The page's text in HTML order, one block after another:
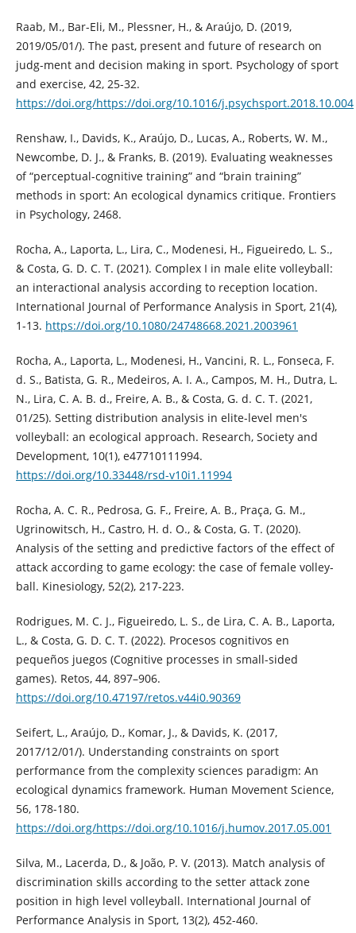
Raab, M., Bar-Eli, M., Plessner, H., & Araújo, D. (2019,
2019/05/01/). The past, present and future of research on
judg-ment and decision making in sport. Psychology of sport
and exercise, 42, 25-32.
https://doi.org/https://doi.org/10.1016/j.psychsport.2018.10.004
Renshaw, I., Davids, K., Araújo, D., Lucas, A., Roberts, W. M.,
Newcombe, D. J., & Franks, B. (2019). Evaluating weaknesses
of “perceptual-cognitive training” and “brain training”
methods in sport: An ecological dynamics critique. Frontiers
in Psychology, 2468.
Rocha, A., Laporta, L., Lira, C., Modenesi, H., Figueiredo, L. S.,
& Costa, G. D. C. T. (2021). Complex I in male elite volleyball:
an interactional analysis according to reception location.
International Journal of Performance Analysis in Sport, 21(4),
1-13. https://doi.org/10.1080/24748668.2021.2003961
Rocha, A., Laporta, L., Modenesi, H., Vancini, R. L., Fonseca, F.
d. S., Batista, G. R., Medeiros, A. I. A., Campos, M. H., Dutra, L.
N., Lira, C. A. B. d., Freire, A. B., & Costa, G. d. C. T. (2021,
01/25). Setting distribution analysis in elite-level men's
volleyball: an ecological approach. Research, Society and
Development, 10(1), e47710111994.
https://doi.org/10.33448/rsd-v10i1.11994
Rocha, A. C. R., Pedrosa, G. F., Freire, A. B., Praça, G. M.,
Ugrinowitsch, H., Castro, H. d. O., & Costa, G. T. (2020).
Analysis of the setting and predictive factors of the effect of
attack according to game ecology: the case of female volley-
ball. Kinesiology, 52(2), 217-223.
Rodrigues, M. C. J., Figueiredo, L. S., de Lira, C. A. B., Laporta,
L., & Costa, G. D. C. T. (2022). Procesos cognitivos en
pequeños juegos (Cognitive processes in small-sided
games). Retos, 44, 897–906.
https://doi.org/10.47197/retos.v44i0.90369
Seifert, L., Araújo, D., Komar, J., & Davids, K. (2017,
2017/12/01/). Understanding constraints on sport
performance from the complexity sciences paradigm: An
ecological dynamics framework. Human Movement Science,
56, 178-180.
https://doi.org/https://doi.org/10.1016/j.humov.2017.05.001
Silva, M., Lacerda, D., & João, P. V. (2013). Match analysis of
discrimination skills according to the setter attack zone
position in high level volleyball. International Journal of
Performance Analysis in Sport, 13(2), 452-460.